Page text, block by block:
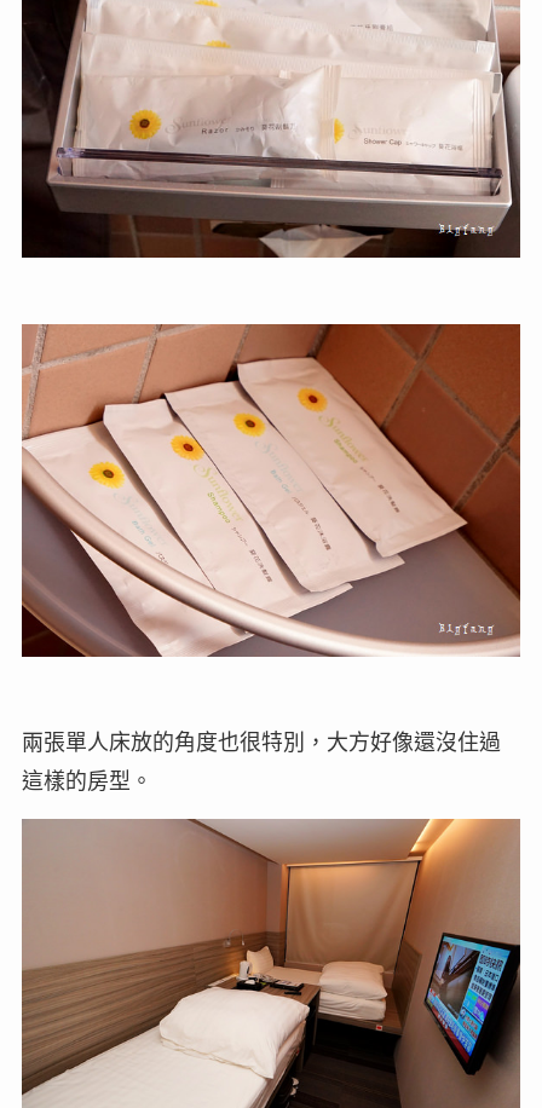
兩張單人床放的角度也很特別，大方好像還沒住過
這樣的房型。